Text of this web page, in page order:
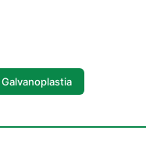
Galvanoplastia